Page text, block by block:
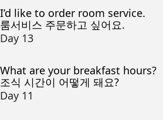
I’d like to order room service.
룸서비스 주문하고 싶어요.
Day 13
What are your breakfast hours?
조식 시간이 어떻게 돼요?
Day 11